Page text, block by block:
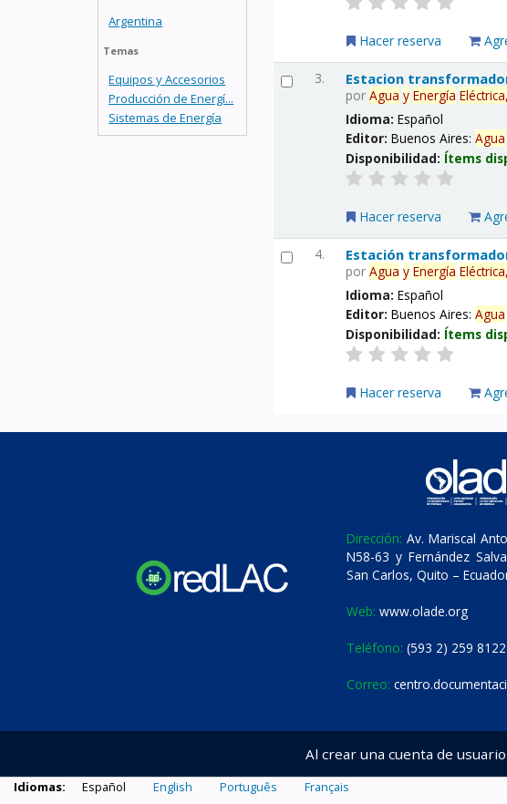
Argentina
Temas
Equipos y Accesorios
Producción de Energí...
Sistemas de Energía
Hacer reserva
3. Estacion
porAgua y Energía Eléctrica,
Idioma:Español
Editor:Buenos Aires:Agua
Disponibilidad: Ítems
Hacer reserva
4. Estación
porAgua y Energía Eléctrica,
Idioma:Español
Editor:Buenos Aires:Agua
Disponibilidad: Ítems
Hacer reserva
Dirección: Av. Mariscal
N58-63 y Fernández
San Carlos, Quito –
Web: www.olade.org
Teléfono: (593 2) 259
Correo:
Al crear una cuenta de
Idiomas: Español English Português Français